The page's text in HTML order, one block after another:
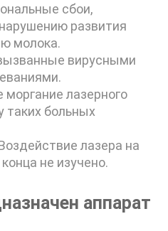
сбои,
развития
молока.
вирусными
лазерного
больных
лазера на
не изучено.
аппарат